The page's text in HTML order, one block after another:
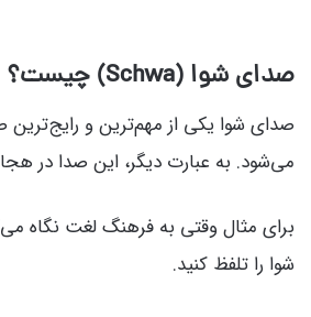
صدای شوا (Schwa) چیست؟
صدای شوا یکی از مهم‌ترین و
می‌شود. به عبارت دیگر، این صدا در
شوا را تلفظ کنید.